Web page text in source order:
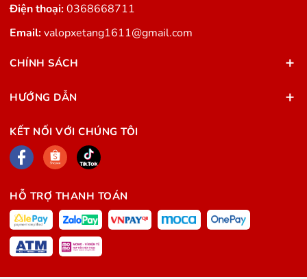
Điện thoại:0368668711
Email:valopxetang1611@gmail.com
CHÍNH SÁCH
HƯỚNG DẪN
KẾT NỐI VỚI CHÚNG TÔI
HỖ TRỢ THANH TOÁN